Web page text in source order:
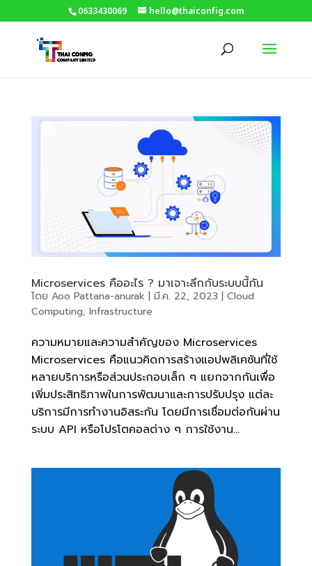
0633430069 hello@thaiconfig.com
Microservices คืออะไร ? มาเจาะลึกกับระบบนี้กัน
โดย Aoo Pattana-anurak | มี.ค. 22, 2023 | Cloud
Computing, Infrastructure
ความหมายและความสำคัญของ Microservices
Microservices คือแนวคิดการสร้างแอปพลิเคชันที่ใช้
หลายบริการหรือส่วนประกอบเล็ก ๆ แยกจากกันเพื่อ
เพิ่มประสิทธิภาพในการพัฒนาและการปรับปรุง แต่ละ
บริการมีการทำงานอิสระกัน โดยมีการเชื่อมต่อกันผ่าน
ระบบ API หรือโปรโตคอลต่าง ๆ การใช้งาน...